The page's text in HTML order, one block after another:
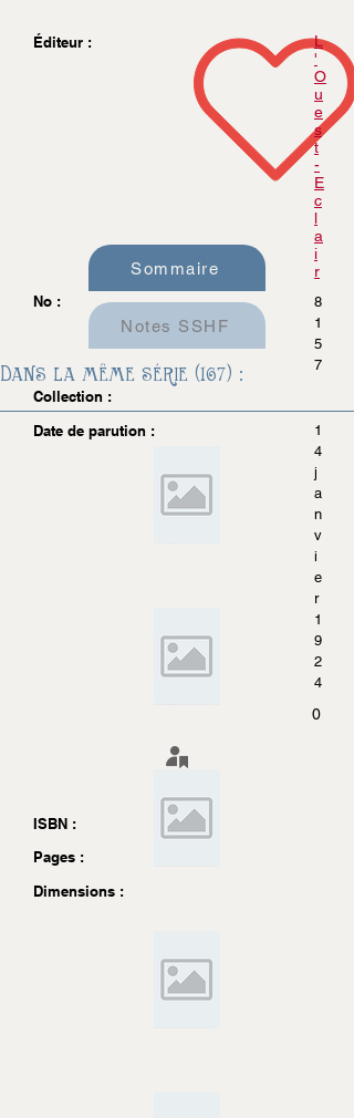
Éditeur :
L
'
O
u
e
s
t
-
E
c
l
a
i
r
No :
8
1
5
7
Collection :
Date de parution :
1
4
j
a
n
v
i
e
r
1
9
2
4
0
ISBN :
Pages :
Dimensions :
Sommaire
Notes SSHF
Dans la même série (167) :